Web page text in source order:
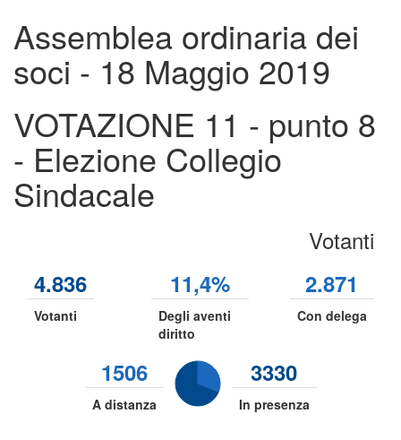
Assemblea ordinaria dei
soci - 18 Maggio 2019
VOTAZIONE 11 - punto 8
- Elezione Collegio
Sindacale
Votanti
4.836
Votanti
11,4%
Degli aventi
diritto
2.871
Con delega
1506 3330
A distanza In presenza